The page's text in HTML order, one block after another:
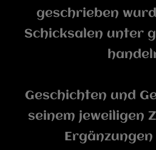
geschrieben
Schicksalen unter
Geschichten und
seinem jeweiligen